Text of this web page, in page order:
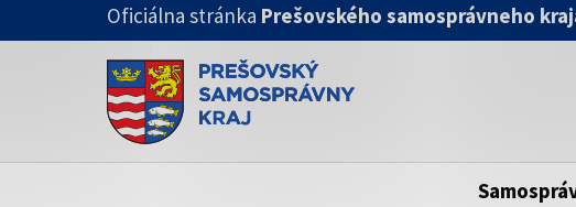
Oficiálna stránka Prešovského samosprávneho
Doména psk.sk je oficiálna
Toto je oficiálna webová stránka Prešovského